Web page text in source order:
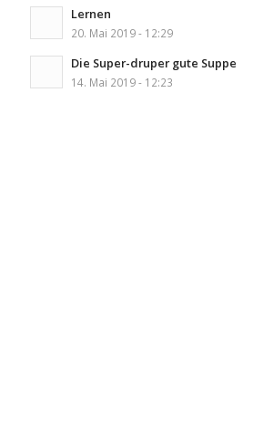
Lernen
20. Mai 2019 - 12:29
Die Super-druper gute Suppe
14. Mai 2019 - 12:23